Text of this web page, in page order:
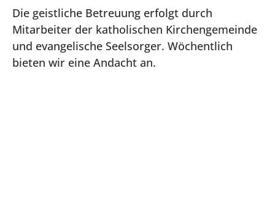
Die geistliche Betreuung erfolgt durch
Mitarbeiter der katholischen Kirchengemeinde
und evangelische Seelsorger. Wöchentlich
bieten wir eine Andacht an.